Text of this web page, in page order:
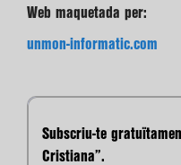
Web maquetada per:
unmon-informatic.com
Subscriu-te
Cristiana”.